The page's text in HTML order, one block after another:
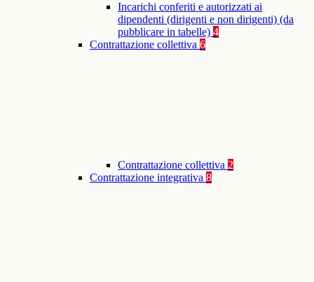
Incarichi conferiti e autorizzati ai
dipendenti (dirigenti e non dirigenti) (da
pubblicare in tabelle) 4
Contrattazione collettiva 6
Contrattazione collettiva 2
Contrattazione integrativa 8